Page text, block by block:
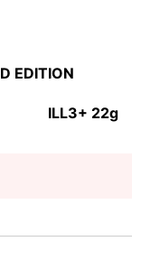
EDITION
ILL3+ 22g